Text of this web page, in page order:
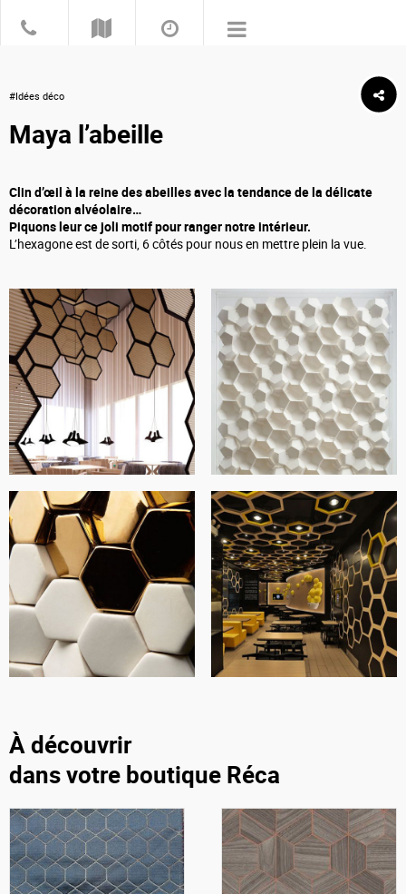
#Idées déco
Maya l’abeille
Clin d’œil à la reine des abeilles avec la tendance de la délicate
décoration alvéolaire…
Piquons leur ce joli motif pour ranger notre intérieur.
L’hexagone est de sorti, 6 côtés pour nous en mettre plein la vue.
À découvrir
dans votre boutique Réca